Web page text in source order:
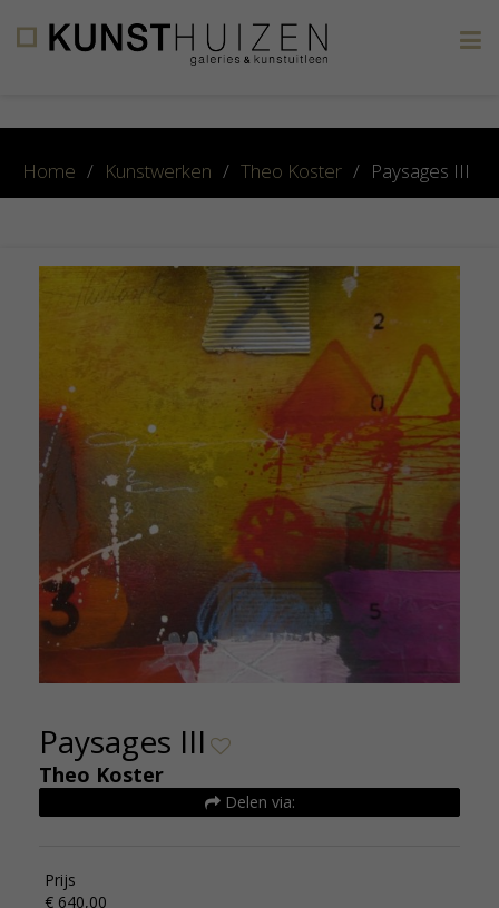
Home / Kunstwerken / Theo Koster / Paysages III
Paysages III
Theo Koster
Delen via:
Prijs
€ 640,00